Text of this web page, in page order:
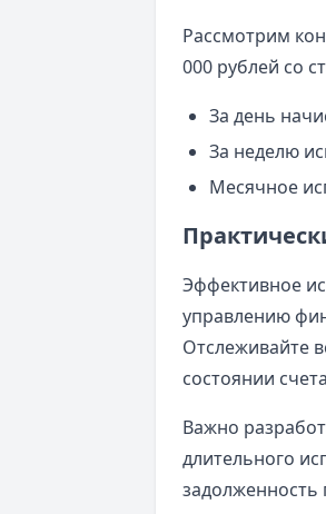
Рассмотрим
000 рублей со
За день
За неделю
Месячное
Эффективное
управлению
Отслеживайте
состоянии
Важно
длительного
задолженность